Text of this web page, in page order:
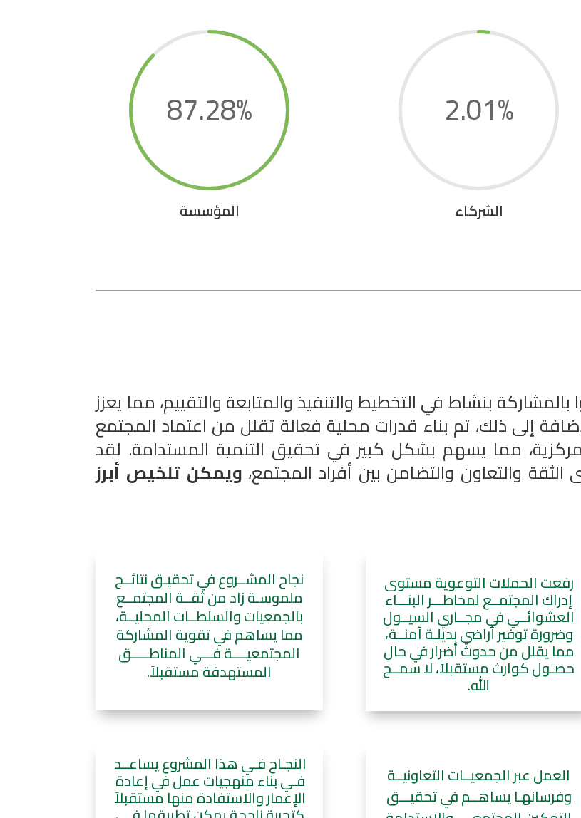
87.28%
المؤسسة
2.01%
الشركاء
بنشاط في التخطيط والتنفيذ والمتابعة والتقييم، مما يعزز
إلى ذلك، تم بناء قدرات محلية فعالة تقلل من اعتماد المجتمع
مما يسهم بشكل كبير في تحقيق التنمية المستدامة. لقد
والتعاون والتضامن بين أفراد المجتمع، ويمكن تلخيص أبرز
نجاح المشــروع في تحقيـق نتائــج
ملموسـة زاد من ثقــة المجتمــع
بالجمعيات والسلطــات المحليــة،
مما يساهم في تقوية المشاركة
المجتمعيــــة فـــي المناطـــــق
المستهدفة مستقبلاً.
رفعت الحملات التوعوية مستوى
إدراك المجتمــع لمخاطـــر البنـــاء
العشوائــي في مجــاري السيــول
وضرورة توفير أراضي بديلـة آمنــة،
مما يقلل من حدوث أضرار في حال
حصـول كوارث مستقبلاً، لا سمــح
الله.
النجـاح فـي هذا المشروع يساعــد
فـي بناء منهجيات عمل في إعادة
الإعمار والاستفادة منها مستقبلاً
العمل عبر الجمعيــات التعاونيــة
وفرسانهـا يساهــم في تحقيـــق